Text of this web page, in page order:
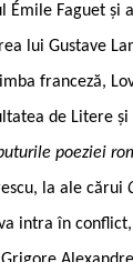
Émile Faguet și
lui Gustave
franceză,
de Litere și
poeziei
la ale cărui
intra în